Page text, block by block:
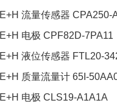
E+H 流量传感器 CPA250-
E+H 电极 CPF82D-7PA11
E+H 液位传感器 FTL20-
E+H 质量流量计 65I-
E+H 电极 CLS19-A1A1A